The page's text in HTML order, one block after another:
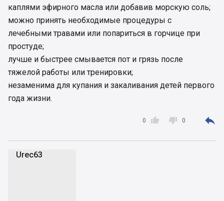
каплями эфирного масла или добавив морскую соль;
можно принять необходимые процедуры с
лечебными травами или попариться в горчице при
простуде;
лучше и быстрее смывается пот и грязь после
тяжелой работы или тренировки;
незаменима для купания и закаливания детей первого
года жизни.

0  0 
Urec63